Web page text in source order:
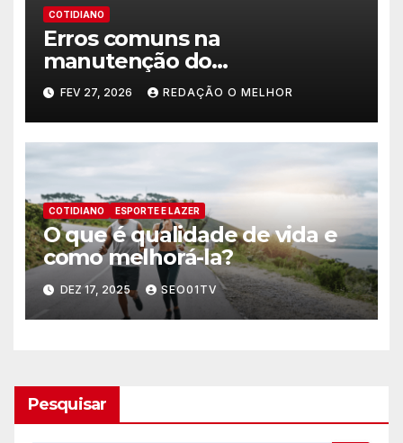
COTIDIANO
Erros comuns na
manutenção do
encanamento residencial
FEV 27, 2026 REDAÇÃO O MELHOR
COTIDIANO ESPORTE E LAZER
O que é qualidade de vida e
como melhorá-la?
DEZ 17, 2025 SEO01TV
Pesquisar